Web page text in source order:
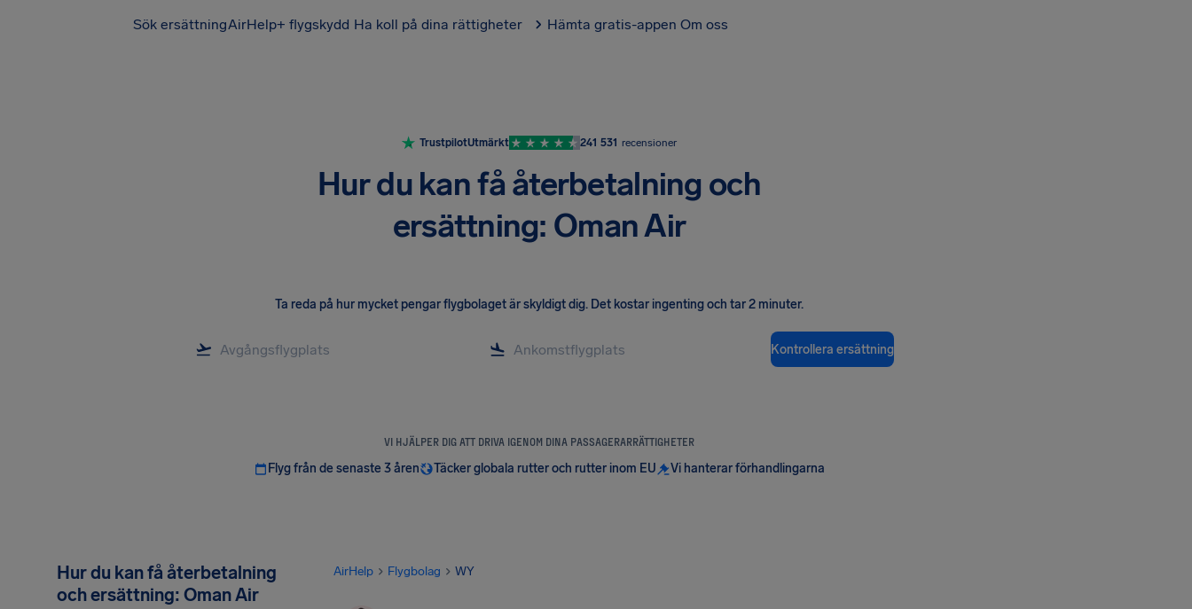
Sök ersättningAirHelp+ flygskydd Ha koll på dina rättigheter Hämta gratis-appen Om oss
TrustpilotUtmärkt 241 531 recensioner
Hur du kan få återbetalning och
ersättning: Oman Air
Ta reda på hur mycket pengar flygbolaget är skyldigt dig. Det kostar ingenting och tar 2 minuter.
Kontrollera ersättning
VI HJÄLPER DIG ATT DRIVA IGENOM DINA PASSAGERARRÄTTIGHETER
Flyg från de senaste 3 åren Täcker globala rutter och rutter inom EU Vi hanterar förhandlingarna
Hur du kan få återbetalning
och ersättning: Oman Air
AirHelp Flygbolag WY